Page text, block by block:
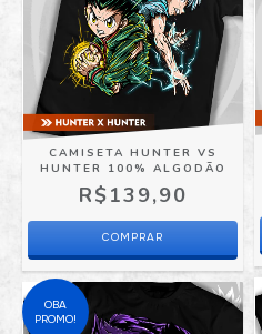
CAMISETA HUNTER VS
HUNTER 100% ALGODÃO
R$139,90
COMPRAR
OBA
PROMO!